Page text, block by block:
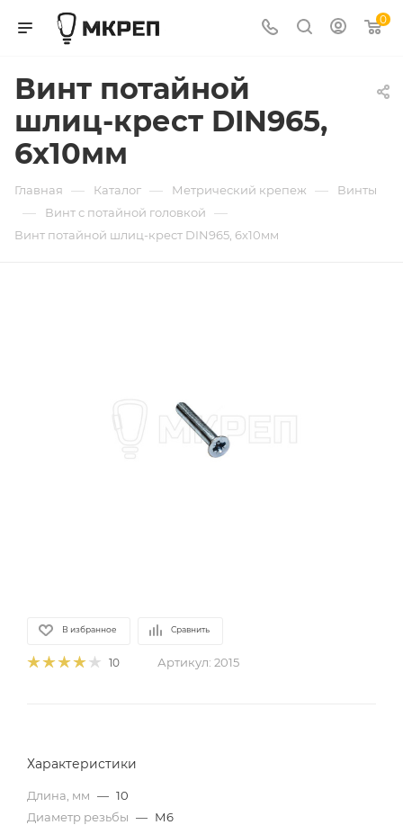
0
Винт потайной
шлиц-крест DIN965,
6х10мм
Главная — Каталог — Метрический крепеж — Винты
— Винт с потайной головкой —
Винт потайной шлиц-крест DIN965, 6х10мм
В избранное Сравнить
10 Артикул: 2015
Характеристики
Длина, мм — 10
Диаметр резьбы — М6